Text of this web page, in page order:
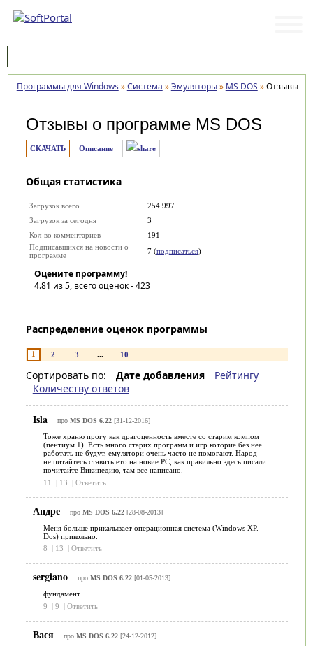
Программы для Windows »Система »Эмуляторы» MS DOS »Отзывы
Отзывы о программе MS DOS
СКАЧАТЬ Описание
Общая статистика
Загрузок всего
254 997
Загрузок за сегодня
3
Кол-во комментариев
191
Подписавшихся на новости о
программе
7 (подписаться)
Оцените программу!
4.81 из 5, всего оценок -423
Распределение оценок программы
1 2 3 ... 10
Сортировать по: Дате добавления
Рейтингу
Количеству ответов
Isla про MS DOS 6.22[31-12-2016]
Тоже храню прогу как драгоценность вместе со старим компом
(пентиум 1). Есть много старих программ и игр которие без нее
работать не будут, емулятори очень часто не помогают. Народ
не питайтесь ставить ето на новие РС, как правильно здесь писали
почитайте Википедию, там все написано.
11
| 13 | Ответить
Андре про MS DOS 6.22[28-08-2013]
Меня больше прикалывает операционная система (Windows XP.
Dos) прикольно.
8
| 13 | Ответить
sergiano про MS DOS 6.22[01-05-2013]
фундамент
9
| 9 | Ответить
Вася про MS DOS 6.22[24-12-2012]